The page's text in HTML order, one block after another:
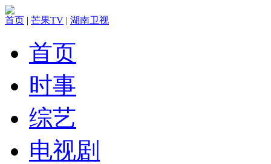
首页 | 芒果TV | 湖南卫视
首页
时事
综艺
电视剧